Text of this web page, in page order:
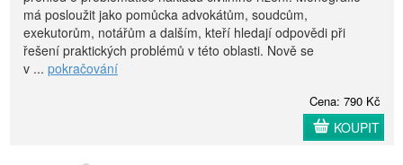
má posloužit jako pomůcka advokátům, soudcům,
exekutorům, notářům a dalším, kteří hledají odpovědi při
řešení praktických problémů v této oblasti. Nově se
v ... pokračování
Cena: 790 Kč
KOUPIT